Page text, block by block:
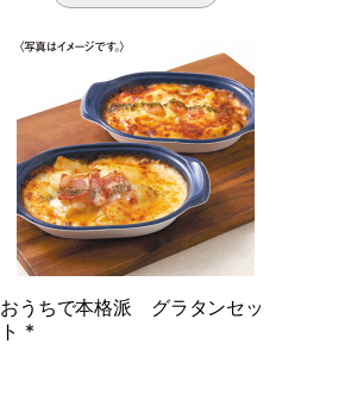
おうちで本格派 グラタンセッ
ト *